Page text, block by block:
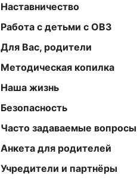
Наставничество
Работа с детьми с ОВЗ
Для Вас, родители
Методическая копилка
Наша жизнь
Безопасность
Часто задаваемые вопросы
Анкета для родителей
Учредители и партнёры